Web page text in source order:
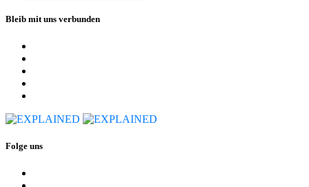
Bleib mit uns verbunden
Folge uns